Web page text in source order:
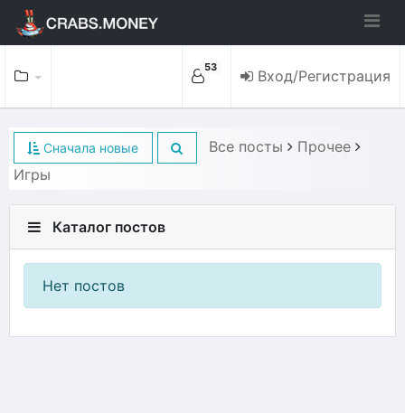
53 Вход/Регистрация
Сначала новые Все посты
Прочее
Игры
Каталог постов
Нет постов